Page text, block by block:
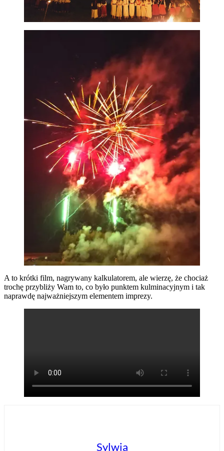
A to krótki film, nagrywany kalkulatorem, ale wierzę, że chociaż
trochę przybliży Wam to, co było punktem kulminacyjnym i tak
naprawdę najważniejszym elementem imprezy.
Sylwia